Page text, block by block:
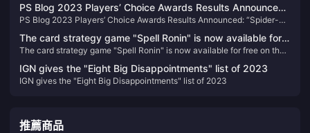
PS Blog 2023 Players’ Choice Awards Results Announced:
“Spider-Man 2” Takes Half of the Sky
PS Blog 2023 Players’ Choice Awards Results Announced: “Spider-
The card strategy game "Spell Ronin" is now available for
free on the Epic Store
The card strategy game "Spell Ronin" is now available for free on the
IGN gives the "Eight Big Disappointments" list of 2023
IGN gives the "Eight Big Disappointments" list of 2023
推薦商品